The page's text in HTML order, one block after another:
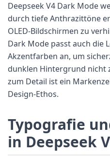
Deepseek V4 Dark Mode
durch tiefe Anthrazittöne
OLED-Bildschirmen zu
Dark Mode passt auch die
Akzentfarben an, um
dunklen Hintergrund nicht
zum Detail ist ein
Design-Ethos.
Typografie
in Deepseek